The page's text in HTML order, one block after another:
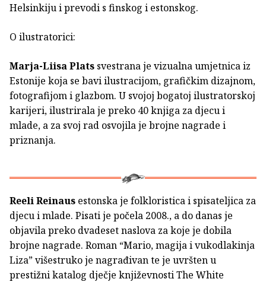
Helsinkiju i prevodi s finskog i estonskog.
O ilustratorici:
Marja-Liisa Plats svestrana je vizualna umjetnica iz
Estonije koja se bavi ilustracijom, grafičkim dizajnom,
fotografijom i glazbom. U svojoj bogatoj ilustratorskoj
karijeri, ilustrirala je preko 40 knjiga za djecu i
mlade, a za svoj rad osvojila je brojne nagrade i
priznanja.
Reeli Reinaus estonska je folkloristica i spisateljica za
djecu i mlade. Pisati je počela 2008., a do danas je
objavila preko dvadeset naslova za koje je dobila
brojne nagrade. Roman “Mario, magija i vukodlakinja
Liza” višestruko je nagrađivan te je uvršten u
prestižni katalog dječje književnosti The White